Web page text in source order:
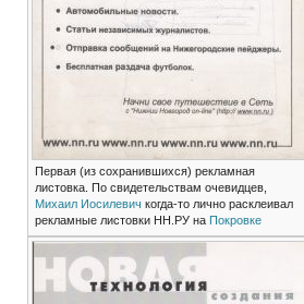
Первая (из сохранившихся) рекламная
листовка. По свидетельствам очевидцев,
Михаил Иосилевич когда-то лично расклеивал
рекламные листовки НН.РУ на Покровке